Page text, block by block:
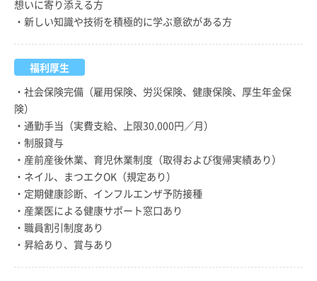
想いに寄り添える方
・新しい知識や技術を積極的に学ぶ意欲がある方
福利厚生
・社会保険完備（雇用保険、労災保険、健康保険、厚生年金保
険）
・通勤手当（実費支給、上限30,000円／月）
・制服貸与
・産前産後休業、育児休業制度（取得および復帰実績あり）
・ネイル、まつエクOK（規定あり）
・定期健康診断、インフルエンザ予防接種
・産業医による健康サポート窓口あり
・職員割引制度あり
・昇給あり、賞与あり